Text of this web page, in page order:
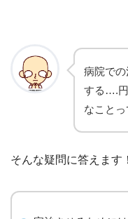
病院で
する….円
なことっ
そんな疑問に答えます！